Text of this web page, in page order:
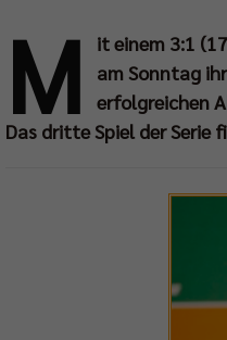
M
it einem 3:1
am Sonntag
erfolgreichen
Das dritte Spiel der Serie